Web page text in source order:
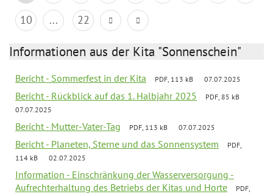
10
... 22
Informationen aus der Kita "Sonnenschein"
Bericht - Sommerfest in der Kita PDF, 113 kB 07.07.2025
Bericht - Rückblick auf das 1. Halbjahr 2025
PDF, 85 kB
07.07.2025
Bericht - Mutter-Vater-Tag PDF, 113 kB 07.07.2025
Bericht - Planeten, Sterne und das Sonnensystem
PDF,
114 kB
02.07.2025
Information - Einschränkung der Wasserversorgung -
Aufrechterhaltung des Betriebs der Kitas und Horte
PDF,